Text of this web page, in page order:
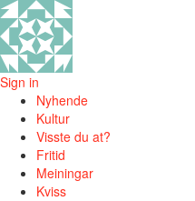
Sign in
Nyhende
Kultur
Visste du at?
Fritid
Meiningar
Kviss